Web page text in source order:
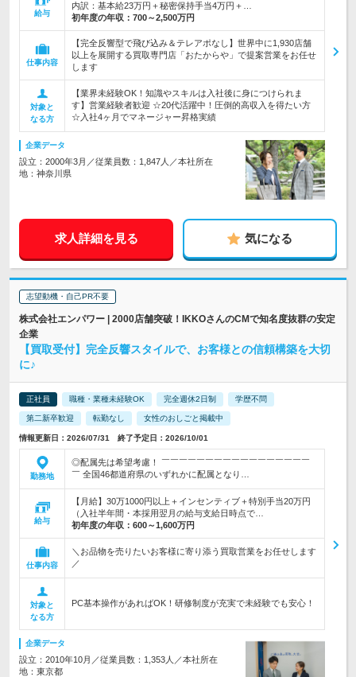
給与
内訳：基本給23万円＋秘密保持手当4万円＋…
初年度の年収： 700～2,500万円
仕事内容
【完全反響型で飛び込み＆テレアポなし】世界中に1,930店舗
以上を展開する買取専門店「おたからや」で提案営業をお任せ
します
対象と
なる方
【業界未経験OK！知識やスキルは入社後に身につけられま
す】営業経験者歓迎 ☆20代活躍中！圧倒的高収入を得たい方
☆入社4ヶ月でマネージャー昇格実績
企業データ
設立：2000年3月／従業員数：1,847人／本社所在
地：神奈川県
求人詳細を見る 気になる
志望動機・自己PR不要
株式会社エンパワー | 2000店舗突破！IKKOさんのCMで知名度抜群の安定
企業
【買取受付】完全反響スタイルで、お客様との信頼構築を大切
に♪
正社員 職種・業種未経験OK 完全週休2日制 学歴不問
第二新卒歓迎 転勤なし 女性のおしごと掲載中
情報更新日：2026/07/31 終了予定日：2026/10/01
勤務地
◎配属先は希望考慮！ ￣￣￣￣￣￣￣￣￣￣￣￣￣￣￣￣￣
￣ 全国46都道府県のいずれかに配属となり…
給与
【月給】30万1000円以上＋インセンティブ＋特別手当20万円
（入社半年間・本採用翌月の給与支給日時点で…
初年度の年収： 600～1,600万円
仕事内容
＼お品物を売りたいお客様に寄り添う買取営業をお任せします
／
対象と
なる方
PC基本操作があればOK！研修制度が充実で未経験でも安心！
企業データ
設立：2010年10月／従業員数：1,353人／本社所在
地：東京都